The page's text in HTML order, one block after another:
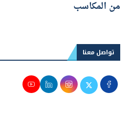
من المكاسب
تواصل معنا